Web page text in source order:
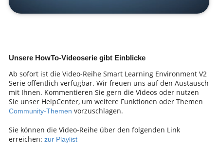
Unsere HowTo-Videoserie gibt Einblicke
Ab sofort ist die Video-Reihe Smart Learning Environment V2
Serie öffentlich verfügbar. Wir freuen uns auf den Austausch
mit Ihnen. Kommentieren Sie gern die Videos oder nutzen
Sie unser HelpCenter, um weitere Funktionen oder Themen
Community-Themen vorzuschlagen.
Sie können die Video-Reihe über den folgenden Link
erreichen: zur Playlist